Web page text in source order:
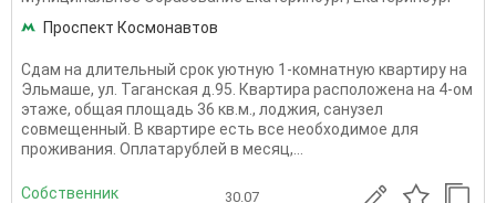
Проспект Космонавтов
Сдам на длительный срок уютную 1-комнатную квартиру на
Эльмаше, ул. Таганская д.95. Квартира расположена на 4-ом
этаже, общая площадь 36 кв.м., лоджия, санузел
совмещенный. В квартире есть все необходимое для
проживания. Оплатарублей в месяц,...
Собственник 30.07